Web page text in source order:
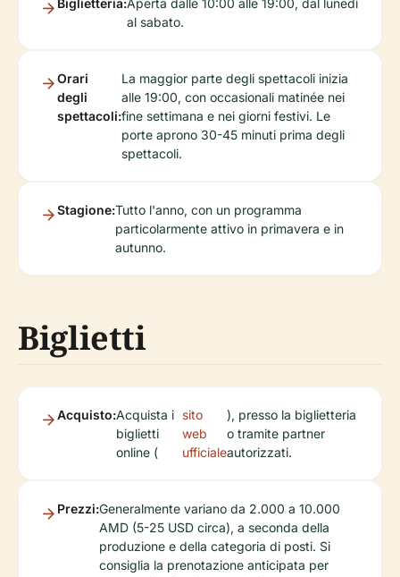
al sabato.
Orari
degli
spettacoli:
La maggior parte degli spettacoli inizia
alle 19:00, con occasionali matinée nei
fine settimana e nei giorni festivi. Le
porte aprono 30-45 minuti prima degli
spettacoli.
Stagione:Tutto l'anno, con un programma
particolarmente attivo in primavera e in
autunno.
Biglietti
Acquisto:Acquista i
biglietti
online (
sito
web
ufficiale
), presso la biglietteria
o tramite partner
autorizzati.
Prezzi:Generalmente variano da 2.000 a 10.000
AMD (5-25 USD circa), a seconda della
produzione e della categoria di posti. Si
consiglia la prenotazione anticipata per